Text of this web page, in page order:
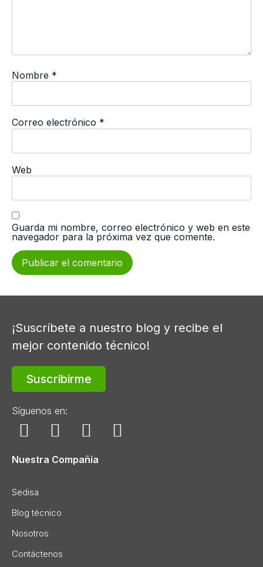
Nombre *
Correo electrónico *
Web
Guarda mi nombre, correo electrónico y web en este
navegador para la próxima vez que comente.
¡Suscríbete a nuestro blog y recibe el
mejor contenido técnico!
Suscribirme
Síguenos en:
Nuestra Compañía
Sedisa
Blog técnico
Nosotros
Contáctenos